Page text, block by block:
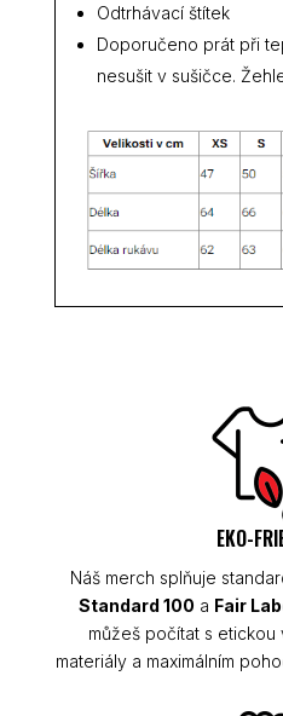
Odtrhávací štítek
Doporučeno prát při
nesušit v sušičce.
EKO-
Náš merch splňuje
Standard 100 a Fair
můžeš počítat s
materiály a maximálním